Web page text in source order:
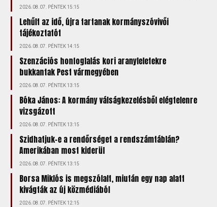
2026.08.07. PÉNTEK 15:15
Lehűlt az idő, újra tartanak kormányszóvivői
tájékoztatót
2026.08.07. PÉNTEK 14:15
Szenzációs honfoglalás kori aranyleletekre
bukkantak Pest vármegyében
2026.08.07. PÉNTEK 13:15
Bóka János: A kormány válságkezelésből elégtelenre
vizsgázott
2026.08.07. PÉNTEK 13:15
Szidhatjuk-e a rendőrséget a rendszámtáblán?
Amerikában most kiderül
2026.08.07. PÉNTEK 13:15
Borsa Miklós is megszólalt, miután egy nap alatt
kivágták az új közmédiából
2026.08.07. PÉNTEK 12:15